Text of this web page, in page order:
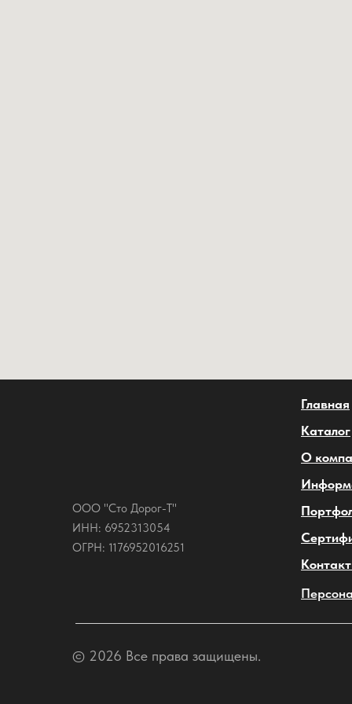
ООО "Сто Дорог-Т"
ИНН: 6952313054
ОГРН: 1176952016251
Главная
Каталог
О
© 2026 Все права защищены.